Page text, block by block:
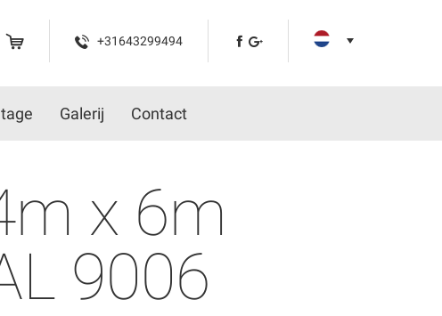
+31643299494
Galerij Contact
x 6m
9006